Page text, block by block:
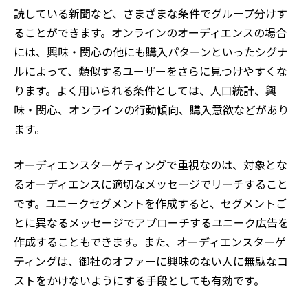
読している新聞など、さまざまな条件でグループ分けす
ることができます。オンラインのオーディエンスの場合
には、興味・関心の他にも購入パターンといったシグナ
ルによって、類似するユーザーをさらに見つけやすくな
ります。よく用いられる条件としては、人口統計、興
味・関心、オンラインの行動傾向、購入意欲などがあり
ます。
オーディエンスターゲティングで重視なのは、対象とな
るオーディエンスに適切なメッセージでリーチすること
です。ユニークセグメントを作成すると、セグメントご
とに異なるメッセージでアプローチするユニーク広告を
作成することもできます。また、オーディエンスターゲ
ティングは、御社のオファーに興味のない人に無駄なコ
ストをかけないようにする手段としても有効です。